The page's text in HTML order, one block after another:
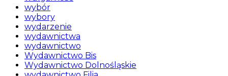
wybór
wybory
wydarzenie
wydawnictwa
wydawnictwo
Wydawnictwo Bis
Wydawnictwo Dolnośląskie